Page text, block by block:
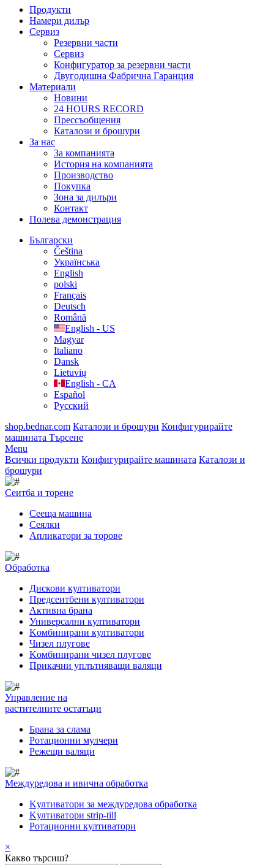
Продукти
Намери дилър
Сервиз
Резервни части
Сервиз
Конфигуратор за резервни части
Двугодишна Фабрична Гаранция
Материали
Новини
24 HOURS RECORD
Прессъобщения
Каталози и брошури
За нас
За компанията
История на компанията
Производство
Покупка
Зона за дилъри
Контакт
Полева демонстрация
Български
Čeština
Українська
English
polski
Français
Deutsch
Română
English - US
Magyar
Italiano
Dansk
Lietuvių
English - CA
Español
Русский
shop.bednar.com Каталози и брошури Конфигурирайте
машината Търсене
Menu
Всички продукти Конфигурирайте машината Каталози и
брошури
Сеитба и торене
Cееща машина
Cеялки
Апликатори за торове
Обработка
Дискови култиватори
Предсеитбени култиватори
Активна брана
Универсални култиватори
Kомбинирани култиватори
Чизел плугове
Kомбинирани чизел плугове
Прикачни уплътняващи валяци
Управление на
растителните остатъци
Брана за слама
Pотационни мулчери
Режещи валяци
Междуредова и ивична обработка
Kултиватори за междуредова обработка
Kултиватори strip-till
Ротационни култиватори
×
Какво търсиш?